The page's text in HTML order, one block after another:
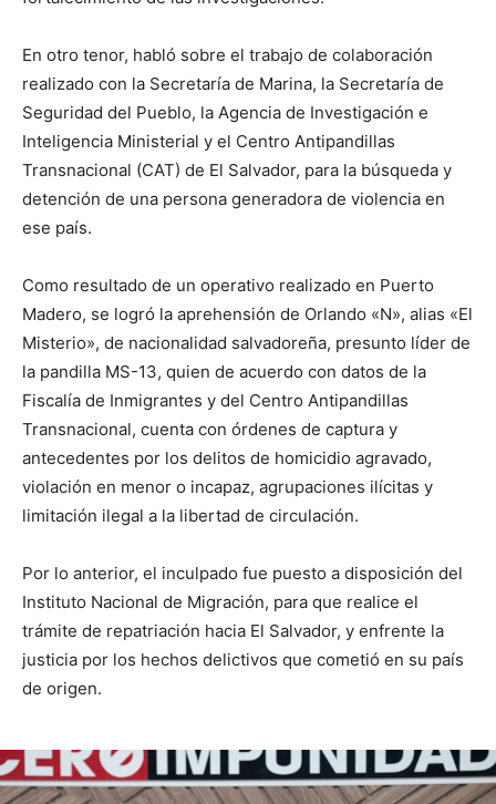
En otro tenor, habló sobre el trabajo de colaboración
realizado con la Secretaría de Marina, la Secretaría de
Seguridad del Pueblo, la Agencia de Investigación e
Inteligencia Ministerial y el Centro Antipandillas
Transnacional (CAT) de El Salvador, para la búsqueda y
detención de una persona generadora de violencia en
ese país.
Como resultado de un operativo realizado en Puerto
Madero, se logró la aprehensión de Orlando «N», alias «El
Misterio», de nacionalidad salvadoreña, presunto líder de
la pandilla MS-13, quien de acuerdo con datos de la
Fiscalía de Inmigrantes y del Centro Antipandillas
Transnacional, cuenta con órdenes de captura y
antecedentes por los delitos de homicidio agravado,
violación en menor o incapaz, agrupaciones ilícitas y
limitación ilegal a la libertad de circulación.
Por lo anterior, el inculpado fue puesto a disposición del
Instituto Nacional de Migración, para que realice el
trámite de repatriación hacia El Salvador, y enfrente la
justicia por los hechos delictivos que cometió en su país
de origen.